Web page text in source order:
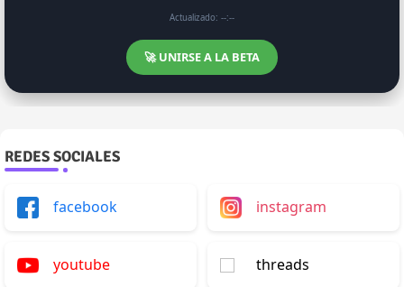
Actualizado: --:--
🚀 UNIRSE A LA BETA
REDES SOCIALES
facebook instagram
youtube threads